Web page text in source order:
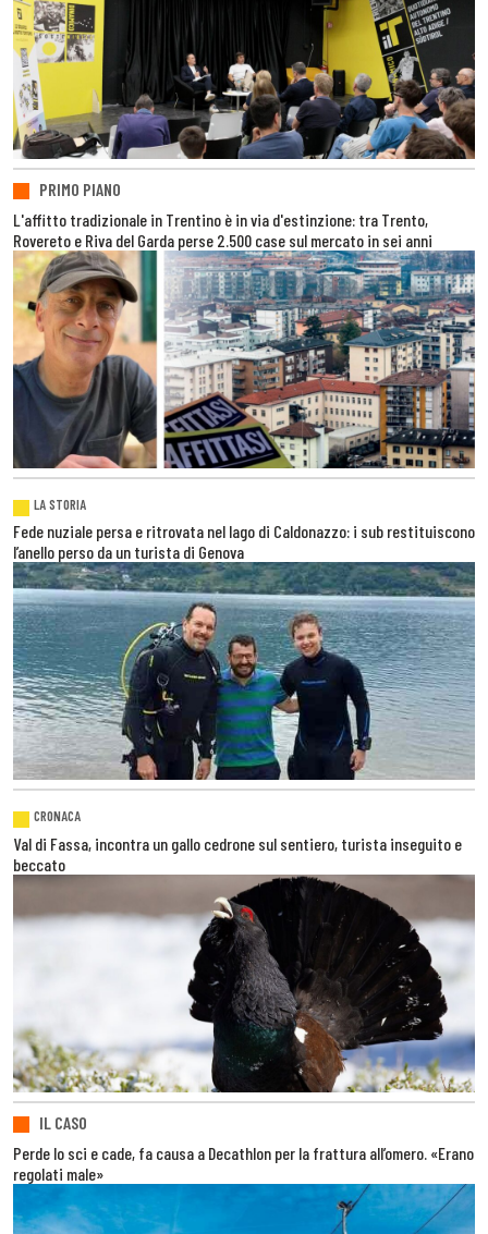
PRIMO PIANO
L'affitto tradizionale in Trentino è in via d'estinzione: tra Trento,
Rovereto e Riva del Garda perse 2.500 case sul mercato in sei anni
LA STORIA
Fede nuziale persa e ritrovata nel lago di Caldonazzo: i sub restituiscono
l’anello perso da un turista di Genova
CRONACA
Val di Fassa, incontra un gallo cedrone sul sentiero, turista inseguito e
beccato
IL CASO
Perde lo sci e cade, fa causa a Decathlon per la frattura all’omero. «Erano
regolati male»